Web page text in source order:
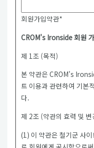
회원가입약관*
CROM's Ironside 회원
제 1조 (목적)
본 약관은 CROM's
트 이용과 관련하여 기본
다.
제 2조 (약관의 효력 및 변
(1) 이 약관은 철기군 사